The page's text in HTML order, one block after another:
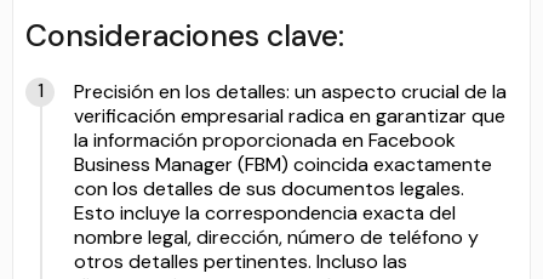
Consideraciones clave:
Precisión en los detalles: un aspecto crucial de la
verificación empresarial radica en garantizar que
la información proporcionada en Facebook
Business Manager (FBM) coincida exactamente
con los detalles de sus documentos legales.
Esto incluye la correspondencia exacta del
nombre legal, dirección, número de teléfono y
otros detalles pertinentes. Incluso las